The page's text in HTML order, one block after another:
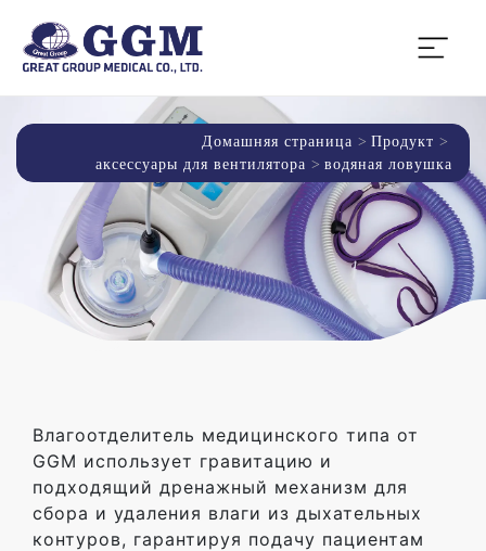
Домашняя страница
Продукт
аксессуары для вентилятора
водяная ловушка
Влагоотделитель медицинского типа от
GGM использует гравитацию и
подходящий дренажный механизм для
сбора и удаления влаги из дыхательных
контуров, гарантируя подачу пациентам